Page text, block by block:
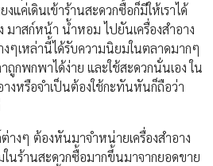
แค่เดินเข้าร้านสะดวกซื้อก็มีให้เราได้
มาสก์หน้า น้ำหอม ไปยันเครื่องสำอาง
ๆเหล่านี้ได้รับความนิยมในตลาดมากๆ
ถูกพกพาได้ง่าย และใช้สะดวกนั่นเอง ใน
างหรือจำเป็นต้องใช้กะทันหันก็ถือว่า
งๆ ต้องหันมาจำหน่ายเครื่องสำอาง
ในร้านสะดวกซื้อมากขึ้นมาจากยอดขาย